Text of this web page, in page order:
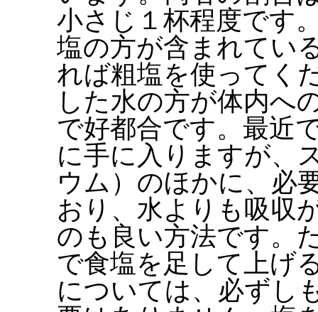
小さじ１杯程度です
塩の方が含まれてい
れば粗塩を使ってく
した水の方が体内へ
で好都合です。最近
に手に入りますが、
ウム）のほかに、必
おり、水よりも吸収
のも良い方法です。
で食塩を足して上げ
については、必ずし